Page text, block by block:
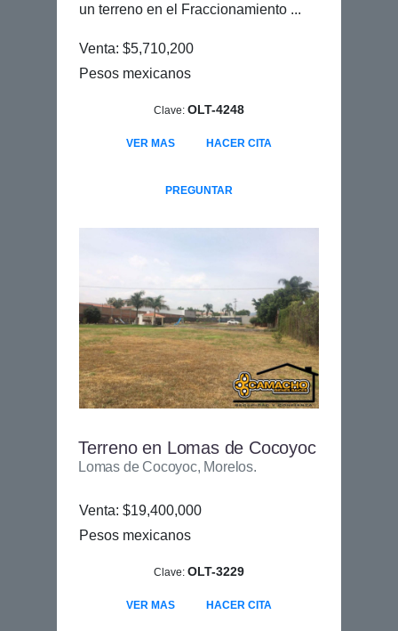
un terreno en el Fraccionamiento ...
Venta: $5,710,200
Pesos mexicanos
Clave: OLT-4248
VER MAS HACER CITA
PREGUNTAR
Terreno en Lomas de Cocoyoc
Lomas de Cocoyoc, Morelos.
Venta: $19,400,000
Pesos mexicanos
Clave: OLT-3229
VER MAS HACER CITA